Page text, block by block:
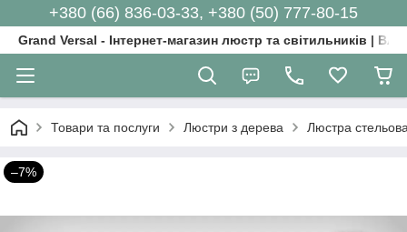
+380 (66) 836-03-33, +380 (50) 777-80-15
Grand Versal - Інтернет-магазин люстр та світильників |
Товари та послуги Люстри з дерева Люстра
–7%